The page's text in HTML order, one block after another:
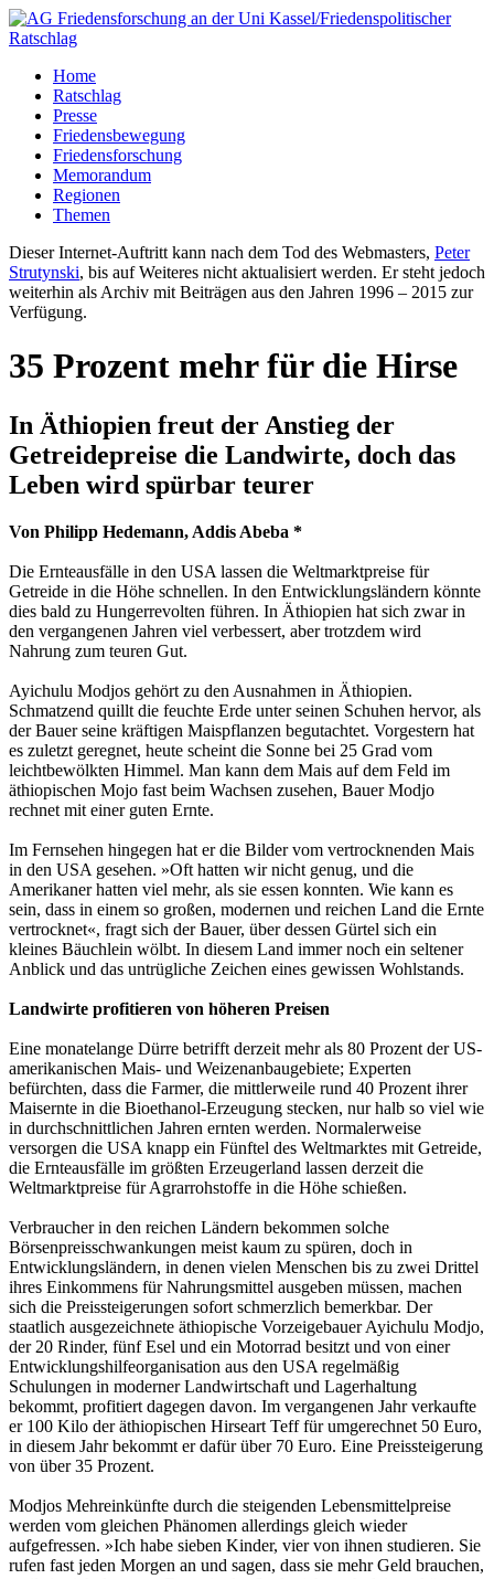
Home
Ratschlag
Presse
Friedensbewegung
Friedensforschung
Memorandum
Regionen
Themen
Dieser Internet-Auftritt kann nach dem Tod des Webmasters, Peter
Strutynski, bis auf Weiteres nicht aktualisiert werden. Er steht jedoch
weiterhin als Archiv mit Beiträgen aus den Jahren 1996 – 2015 zur
Verfügung.
35 Prozent mehr für die Hirse
In Äthiopien freut der Anstieg der
Getreidepreise die Landwirte, doch das
Leben wird spürbar teurer
Von Philipp Hedemann, Addis Abeba *
Die Ernteausfälle in den USA lassen die Weltmarktpreise für
Getreide in die Höhe schnellen. In den Entwicklungsländern könnte
dies bald zu Hungerrevolten führen. In Äthiopien hat sich zwar in
den vergangenen Jahren viel verbessert, aber trotzdem wird
Nahrung zum teuren Gut.
Ayichulu Modjos gehört zu den Ausnahmen in Äthiopien.
Schmatzend quillt die feuchte Erde unter seinen Schuhen hervor, als
der Bauer seine kräftigen Maispflanzen begutachtet. Vorgestern hat
es zuletzt geregnet, heute scheint die Sonne bei 25 Grad vom
leichtbewölkten Himmel. Man kann dem Mais auf dem Feld im
äthiopischen Mojo fast beim Wachsen zusehen, Bauer Modjo
rechnet mit einer guten Ernte.
Im Fernsehen hingegen hat er die Bilder vom vertrocknenden Mais
in den USA gesehen. »Oft hatten wir nicht genug, und die
Amerikaner hatten viel mehr, als sie essen konnten. Wie kann es
sein, dass in einem so großen, modernen und reichen Land die Ernte
vertrocknet«, fragt sich der Bauer, über dessen Gürtel sich ein
kleines Bäuchlein wölbt. In diesem Land immer noch ein seltener
Anblick und das untrügliche Zeichen eines gewissen Wohlstands.
Landwirte profitieren von höheren Preisen
Eine monatelange Dürre betrifft derzeit mehr als 80 Prozent der US-
amerikanischen Mais- und Weizenanbaugebiete; Experten
befürchten, dass die Farmer, die mittlerweile rund 40 Prozent ihrer
Maisernte in die Bioethanol-Erzeugung stecken, nur halb so viel wie
in durchschnittlichen Jahren ernten werden. Normalerweise
versorgen die USA knapp ein Fünftel des Weltmarktes mit Getreide,
die Ernteausfälle im größten Erzeugerland lassen derzeit die
Weltmarktpreise für Agrarrohstoffe in die Höhe schießen.
Verbraucher in den reichen Ländern bekommen solche
Börsenpreisschwankungen meist kaum zu spüren, doch in
Entwicklungsländern, in denen vielen Menschen bis zu zwei Drittel
ihres Einkommens für Nahrungsmittel ausgeben müssen, machen
sich die Preissteigerungen sofort schmerzlich bemerkbar. Der
staatlich ausgezeichnete äthiopische Vorzeigebauer Ayichulu Modjo,
der 20 Rinder, fünf Esel und ein Motorrad besitzt und von einer
Entwicklungshilfeorganisation aus den USA regelmäßig
Schulungen in moderner Landwirtschaft und Lagerhaltung
bekommt, profitiert dagegen davon. Im vergangenen Jahr verkaufte
er 100 Kilo der äthiopischen Hirseart Teff für umgerechnet 50 Euro,
in diesem Jahr bekommt er dafür über 70 Euro. Eine Preissteigerung
von über 35 Prozent.
Modjos Mehreinkünfte durch die steigenden Lebensmittelpreise
werden vom gleichen Phänomen allerdings gleich wieder
aufgefressen. »Ich habe sieben Kinder, vier von ihnen studieren. Sie
rufen fast jeden Morgen an und sagen, dass sie mehr Geld brauchen,